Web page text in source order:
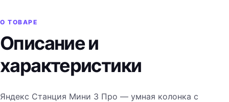
О ТОВАРЕ
Описание и
характеристики
Яндекс Станция Мини 3 Про — умная колонка с